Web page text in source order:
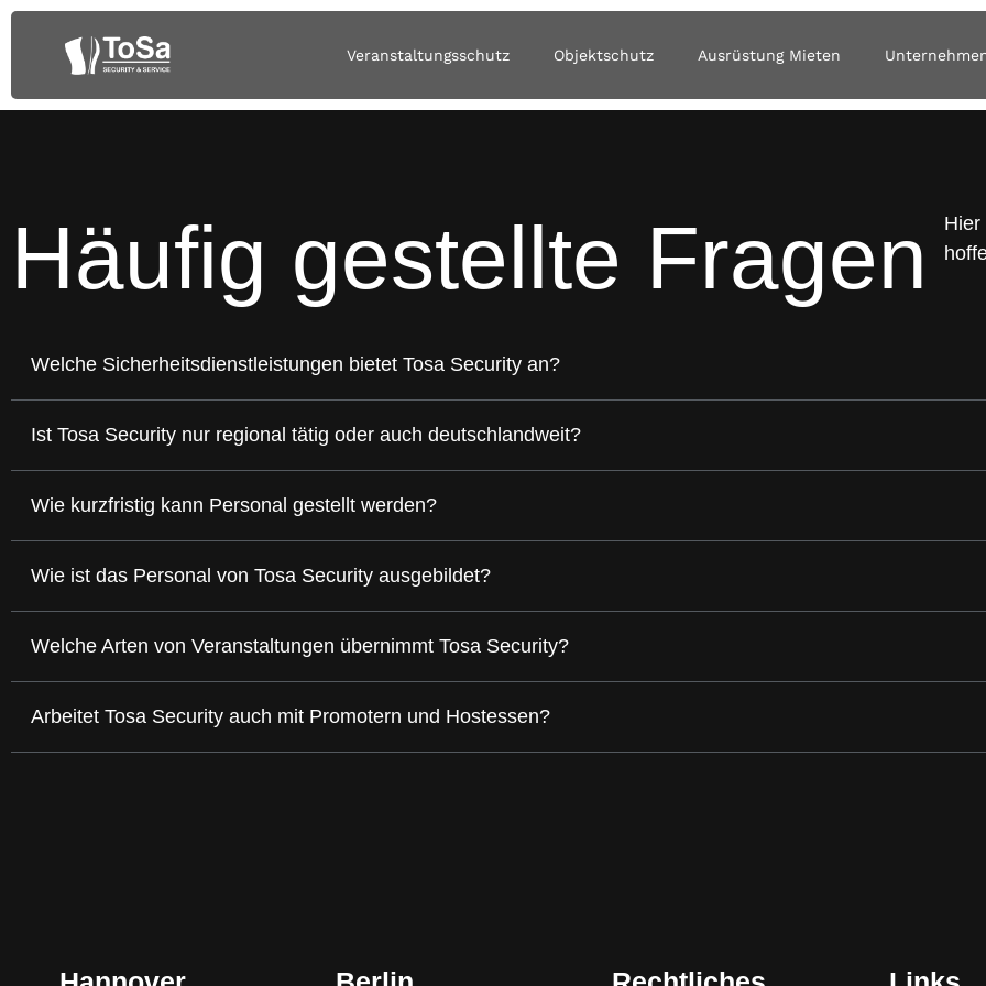
Veranstaltungsschutz Objektschutz Ausrüstung Mieten
Häufig gestellte Fragen
Hier
Welche Sicherheitsdienstleistungen bietet Tosa Security an?
Ist Tosa Security nur regional tätig oder auch deutschlandweit?
Wie kurzfristig kann Personal gestellt werden?
Wie ist das Personal von Tosa Security ausgebildet?
Welche Arten von Veranstaltungen übernimmt Tosa Security?
Arbeitet Tosa Security auch mit Promotern und Hostessen?